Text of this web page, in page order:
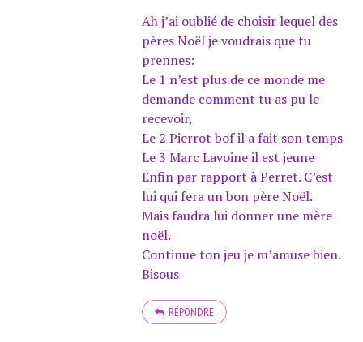
Ah j’ai oublié de choisir lequel des
pères Noël je voudrais que tu
prennes:
Le 1 n’est plus de ce monde me
demande comment tu as pu le
recevoir,
Le 2 Pierrot bof il a fait son temps
Le 3 Marc Lavoine il est jeune
Enfin par rapport à Perret. C’est
lui qui fera un bon père Noël.
Mais faudra lui donner une mère
noël.
Continue ton jeu je m’amuse bien.
Bisous
RÉPONDRE